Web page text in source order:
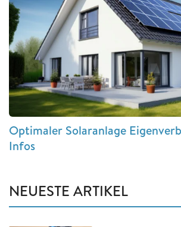
Optimaler Solaranlage
Infos
NEUESTE ARTIKEL